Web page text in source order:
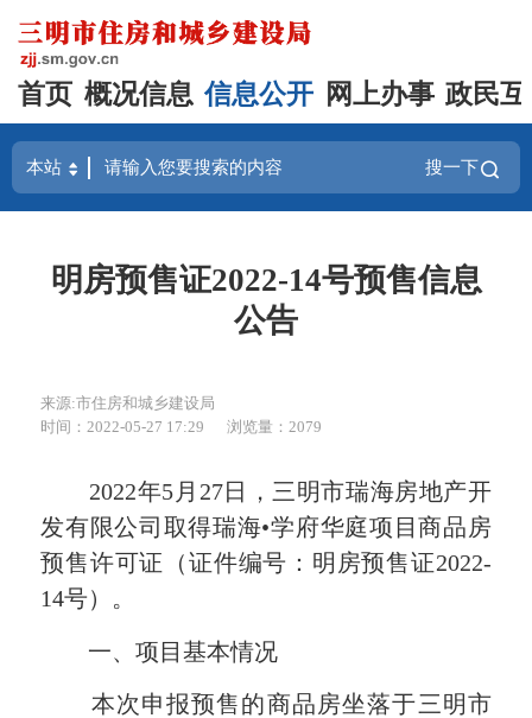
首页 概况信息 信息公开 网上办事 政民
搜一下
明房预售证2022-14号预售信息
公告
来源:市住房和城乡建设局
时间：2022-05-27 17:29
浏览量：2079
2022年5月27日，三明市瑞海房地产开
发有限公司取得瑞海•学府华庭项目商品房
预售许可证（证件编号：明房预售证2022-
14号）。
一、项目基本情况
本次申报预售的商品房坐落于三明市